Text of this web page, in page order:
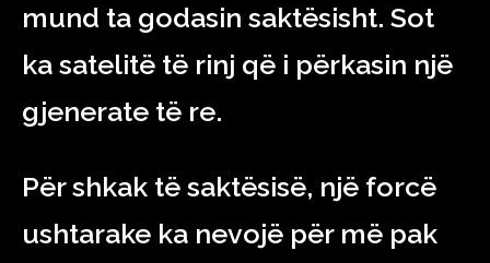
mund ta godasin saktësisht. Sot
ka satelitë të rinj që i përkasin një
gjenerate të re.
Për shkak të saktësisë, një forcë
ushtarake ka nevojë për më pak